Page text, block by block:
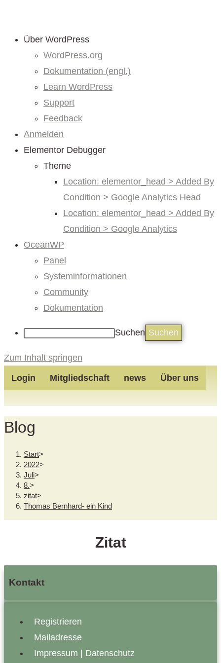
Über WordPress
WordPress.org
Dokumentation (engl.)
Learn WordPress
Support
Feedback
Anmelden
Elementor Debugger
Theme
Location: elementor_head > Added By
Condition > Google Analytics Head
Location: elementor_head > Added By
Condition > Google Analytics
OceanWP
Panel
Systeminformationen
Community
Dokumentation
Suchen
Zum Inhalt springen
Login Mitgliedschaft news Über uns
Blog
Start>
2022>
Juli>
8.>
zitat>
Thomas Bernhard- ein Kind
Zitat
Kontakt
Registrieren
Mailadresse
Impressum | Datenschutz